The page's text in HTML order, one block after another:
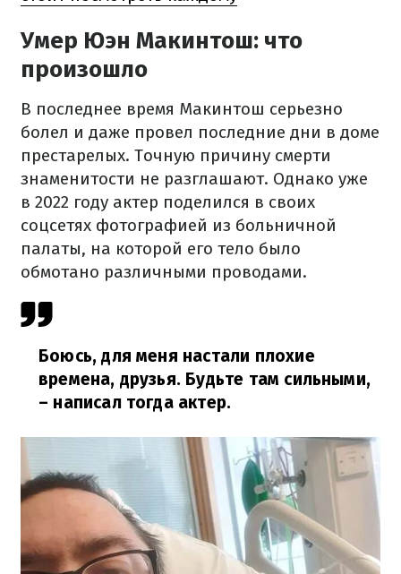
Умер Юэн Макинтош: что
произошло
В последнее время Макинтош серьезно
болел и даже провел последние дни в доме
престарелых. Точную причину смерти
знаменитости не разглашают. Однако уже
в 2022 году актер поделился в своих
соцсетях фотографией из больничной
палаты, на которой его тело было
обмотано различными проводами.
Боюсь, для меня настали плохие
времена, друзья. Будьте там сильными,
– написал тогда актер.